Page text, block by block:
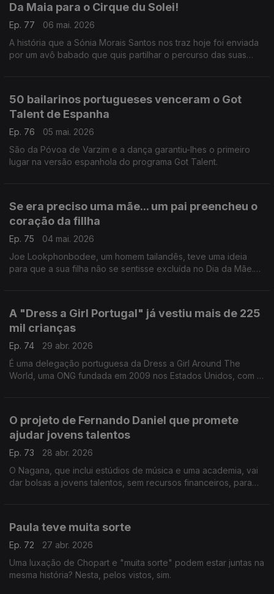
Da Maia para o Cirque du Solei!
Ep. 77
06 mai. 2026
A história que a Sónia Morais Santos nos traz hoje foi enviada
por um avô babado que quis partilhar o percurso das suas
50 bailarinos portugueses venceram o Got
Talent de Espanha
Ep. 76
05 mai. 2026
São da Póvoa de Varzim e a dança garantiu-lhes o primeiro
lugar na versão espanhola do programa Got Talent.
Se era preciso uma mãe... um pai preencheu o
coração da fillha
Ep. 75
04 mai. 2026
Joe Lookphonbodee, um homem tailandês, teve uma ideia
para que a sua filha não se sentisse excluída no Dia da Mãe.
A "Dress a Girl Portugal" já vestiu mais de 225
mil crianças
Ep. 74
29 abr. 2026
É uma delegação portuguesa da Dress a Girl Around The
World, uma ONG fundada em 2009 nos Estados Unidos, com a
O projeto de Fernando Daniel que promete
ajudar jovens talentos
Ep. 73
28 abr. 2026
O Nagana, que inclui estúdios de música e uma academia, vai
dar bolsas a jovens talentos, sem recursos financeiros, para
Paula teve muita sorte
Ep. 72
27 abr. 2026
Uma luxação de Chopart e "muita sorte" podem estar juntas na
mesma história? Nesta, pelos vistos, sim.